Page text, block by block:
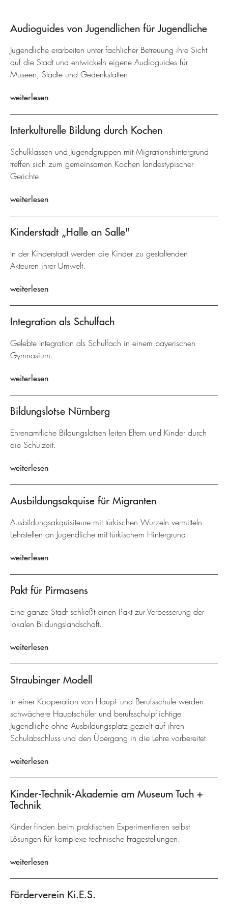
Audioguides von Jugendlichen für Jugendliche
Jugendliche erarbeiten unter fachlicher Betreuung ihre Sicht
auf die Stadt und entwickeln eigene Audioguides für
Museen, Städte und Gedenkstätten.
weiterlesen
Interkulturelle Bildung durch Kochen
Schulklassen und Jugendgruppen mit Migrationshintergrund
treffen sich zum gemeinsamen Kochen landestypischer
Gerichte.
weiterlesen
Kinderstadt „Halle an Salle"
In der Kinderstadt werden die Kinder zu gestaltenden
Akteuren ihrer Umwelt.
weiterlesen
Integration als Schulfach
Gelebte Integration als Schulfach in einem bayerischen
Gymnasium.
weiterlesen
Bildungslotse Nürnberg
Ehrenamtliche Bildungslotsen leiten Eltern und Kinder durch
die Schulzeit.
weiterlesen
Ausbildungsakquise für Migranten
Ausbildungsakquisiteure mit türkischen Wurzeln vermitteln
Lehrstellen an Jugendliche mit türkischem Hintergrund.
weiterlesen
Pakt für Pirmasens
Eine ganze Stadt schließt einen Pakt zur Verbesserung der
lokalen Bildungslandschaft.
weiterlesen
Straubinger Modell
In einer Kooperation von Haupt- und Berufsschule werden
schwächere Hauptschüler und berufsschulpflichtige
Jugendliche ohne Ausbildungsplatz gezielt auf ihren
Schulabschluss und den Übergang in die Lehre vorbereitet.
weiterlesen
Kinder-Technik-Akademie am Museum Tuch +
Technik
Kinder finden beim praktischen Experimentieren selbst
Lösungen für komplexe technische Fragestellungen.
weiterlesen
Förderverein Ki.E.S.